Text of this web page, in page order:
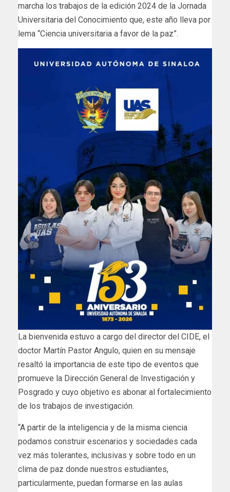
marcha los trabajos de la edición 2024 de la Jornada
Universitaria del Conocimiento que, este año lleva por
lema “Ciencia universitaria a favor de la paz”.
La bienvenida estuvo a cargo del director del CIDE, el
doctor Martín Pastor Angulo, quien en su mensaje
resaltó la importancia de este tipo de eventos que
promueve la Dirección General de Investigación y
Posgrado y cuyo objetivo es abonar al fortalecimiento
de los trabajos de investigación.
“A partir de la inteligencia y de la misma ciencia
podamos construir escenarios y sociedades cada
vez más tolerantes, inclusivas y sobre todo en un
clima de paz donde nuestros estudiantes,
particularmente, puedan formarse en las aulas